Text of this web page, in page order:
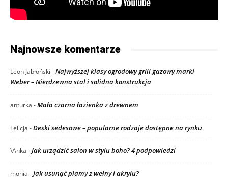
Najnowsze komentarze
Leon Jabłoński -Najwyższej klasy ogrodowy grill gazowy marki
Weber – Nierdzewna stal i solidna konstrukcja
anturka -Mała czarna łazienka z drewnem
Felicja -Deski sedesowe – popularne rodzaje dostępne na rynku
\Anka -Jak urządzić salon w stylu boho? 4 podpowiedzi
monia -Jak usunąć plamy z wełny i akrylu?